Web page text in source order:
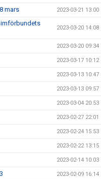
mars 2023-03-21 13:00
2023-03-20 14:08
2023-03-20 09:34
2023-03-17 10:12
2023-03-13 10:47
2023-03-13 09:57
2023-03-04 20:53
2023-02-27 22:01
2023-02-24 15:53
2023-02-22 13:15
2023-02-14 10:03
2023-02-09 16:14